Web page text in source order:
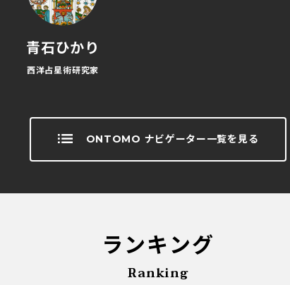
青石ひかり
西洋占星術研究家
ONTOMO ナビゲーター一覧を見る
ランキング
Ranking